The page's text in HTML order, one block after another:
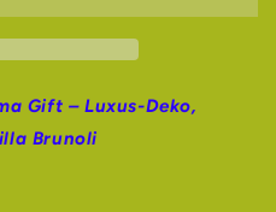
Gift – Luxus-Deko,
Brunoli